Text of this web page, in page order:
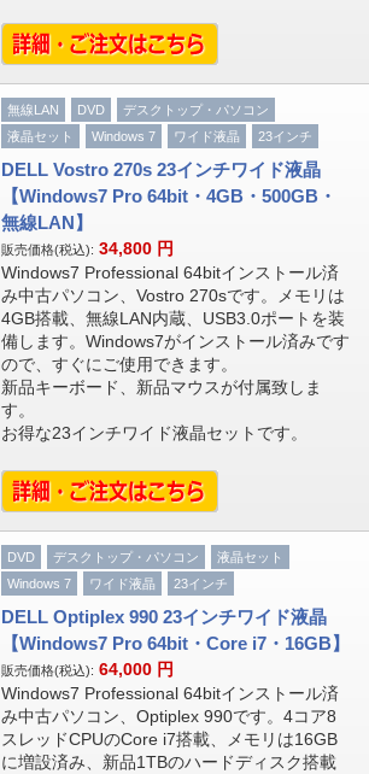
無線LAN DVD
デスクトップ・パソコン
液晶セット
Windows 7 ワイド液晶 23インチ
DELL Vostro 270s 23インチワイド液晶
【Windows7 Pro 64bit・4GB・500GB・
無線LAN】
販売価格(税込): 34,800 円
Windows7 Professional 64bitインストール済
み中古パソコン、Vostro 270sです。メモリは
4GB搭載、無線LAN内蔵、USB3.0ポートを装
備します。Windows7がインストール済みです
ので、すぐにご使用できます。
新品キーボード、新品マウスが付属致しま
す。
お得な23インチワイド液晶セットです。
DVD デスクトップ・パソコン
液晶セット
Windows 7
ワイド液晶 23インチ
DELL Optiplex 990 23インチワイド液晶
【Windows7 Pro 64bit・Core i7・16GB】
販売価格(税込): 64,000 円
Windows7 Professional 64bitインストール済
み中古パソコン、Optiplex 990です。4コア8
スレッドCPUのCore i7搭載、メモリは16GB
に増設済み、新品1TBのハードディスク搭載